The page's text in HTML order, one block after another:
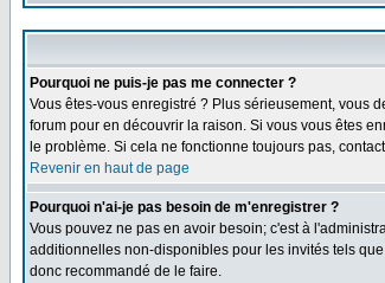
Pourquoi ne puis-je pas me connecter ?
Vous êtes-vous enregistré ? Plus sérieusement, vous
forum pour en découvrir la raison. Si vous vous êtes
le problème. Si cela ne fonctionne toujours pas,
Revenir en haut de page
Pourquoi n'ai-je pas besoin de m'enregistrer ?
Vous pouvez ne pas en avoir besoin; c'est à
additionnelles non-disponibles pour les invités tels
donc recommandé de le faire.